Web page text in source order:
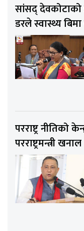
सांसद् देवकोटाको
डरले स्वास्थ्य
परराष्ट्र नीतिको
परराष्ट्रमन्त्री खनाल